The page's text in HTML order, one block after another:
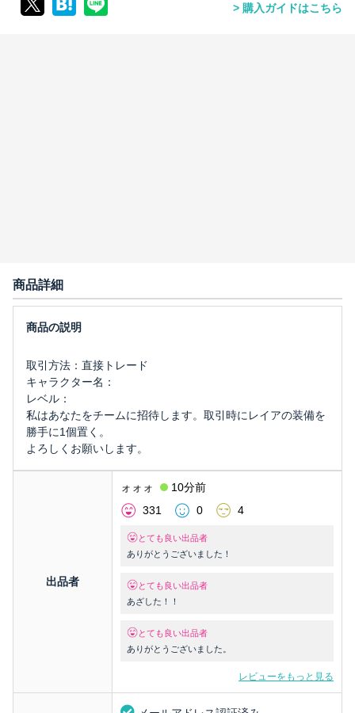
購入ガイドはこちら
商品詳細
取引方法：直接トレード
キャラクター名：
レベル：
私はあなたをチームに招待します。取引時にレイアの装備を
勝手に1個置く。
よろしくお願いします。
出品者
ォォォ
10分前
331
0 4
とても良い出品者
ありがとうございました！
とても良い出品者
あざした！！
とても良い出品者
ありがとうございました。
レビューをもっと見る